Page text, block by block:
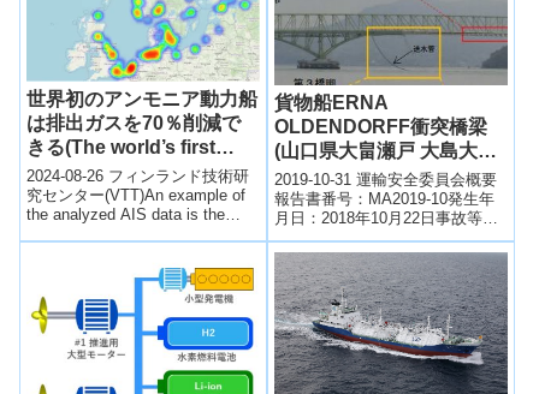
世界初のアンモニア動力船
は排出ガスを70％削減で
きる(The world’s first
ammonia-powered
vessel can cut emissions
by 70%)
2024-08-26 フィンランド技術研
究センター(VTT)An example of
the analyzed AIS data is the
貨物船ERNA
OLDENDORFF衝突橋梁
(山口県大畠瀬戸 大島大橋
平成30年10月22日
2019-10-31 運輸安全委員会概要
報告書番号：MA2019-10発生年
月日：2018年10月22日事故等種
類：衝突（単）事故等名：貨物
船ERNA OLDE...